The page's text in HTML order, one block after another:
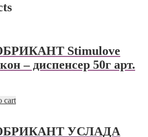
Stimulove
– диспенсер 50г арт.
cart
УСЛАДА